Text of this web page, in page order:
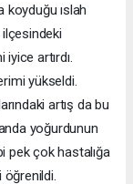
koyduğu ıslah
ilçesindeki
artırdı.
yükseldi.
artış da bu
yoğurdunun
pek çok hastalığa
öğrenildi.